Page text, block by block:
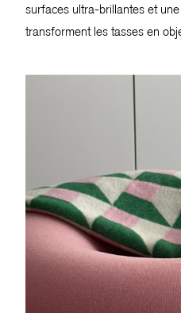
surfaces ultra-brillantes et
transforment les tasses en